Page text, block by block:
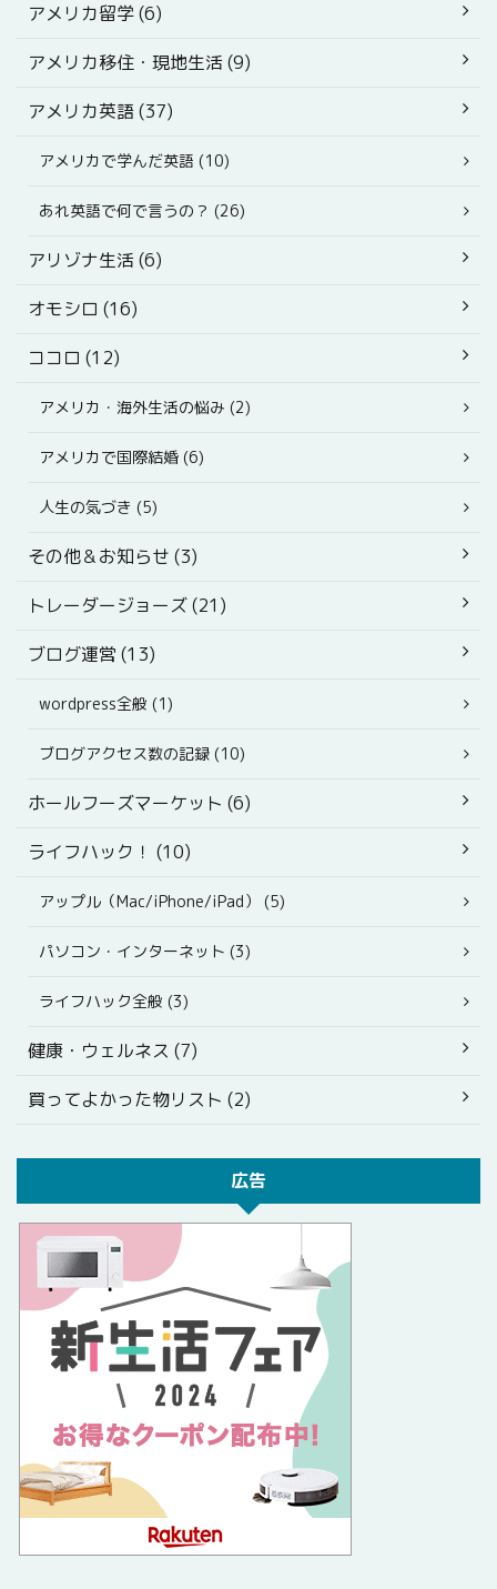
アメリカ留学 (6)
アメリカ移住・現地生活 (9)
アメリカ英語 (37)
アメリカで学んだ英語 (10)
あれ英語で何で言うの？ (26)
アリゾナ生活 (6)
オモシロ (16)
ココロ (12)
アメリカ・海外生活の悩み (2)
アメリカで国際結婚 (6)
人生の気づき (5)
その他＆お知らせ (3)
トレーダージョーズ (21)
ブログ運営 (13)
wordpress全般 (1)
ブログアクセス数の記録 (10)
ホールフーズマーケット (6)
ライフハック！ (10)
アップル（Mac/iPhone/iPad） (5)
パソコン・インターネット (3)
ライフハック全般 (3)
健康・ウェルネス (7)
買ってよかった物リスト (2)
広告